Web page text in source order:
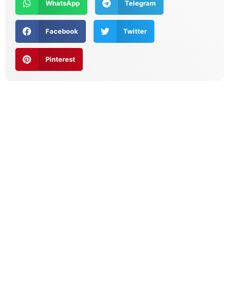
WhatsApp Telegram
Facebook Twitter
Pinterest